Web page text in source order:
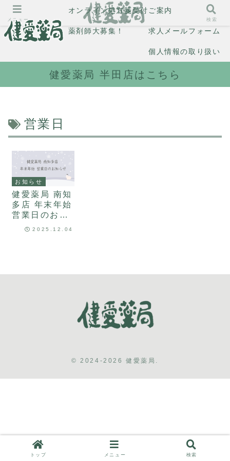
オンライン処方箋受付ご案内
薬剤師大募集！ 求人メールフォーム
個人情報の取り扱い
健愛薬局 半田店はこちら
営業日
お知らせ
健愛薬局 南知
多店 年末年始
営業日のお知
らせ
2025.12.04
© 2024-2026 健愛薬局.
メニュー 検索
トップ メニュー 検索